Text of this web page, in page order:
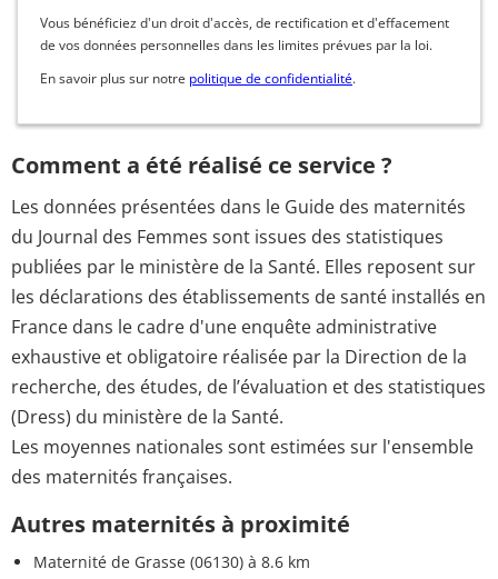
Vous bénéficiez d'un droit d'accès, de rectification et d'effacement
de vos données personnelles dans les limites prévues par la loi.
En savoir plus sur notre politique de confidentialité.
Comment a été réalisé ce service ?
Les données présentées dans le Guide des maternités
du Journal des Femmes sont issues des statistiques
publiées par le ministère de la Santé. Elles reposent sur
les déclarations des établissements de santé installés en
France dans le cadre d'une enquête administrative
exhaustive et obligatoire réalisée par la Direction de la
recherche, des études, de l’évaluation et des statistiques
(Dress) du ministère de la Santé.
Les moyennes nationales sont estimées sur l'ensemble
des maternités françaises.
Autres maternités à proximité
Maternité de Grasse (06130) à 8.6 km